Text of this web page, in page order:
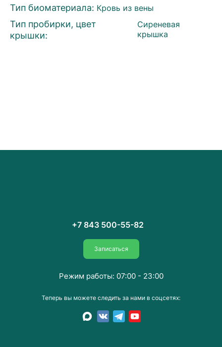
Тип биоматериала: Кровь из вены
Тип пробирки, цвет
крышки:
Сиреневая
крышка
+7 843 500-55-82
Записаться
Теперь вы можете следить за нами в соцсетях:
Режим работы: 07:00 - 23:00